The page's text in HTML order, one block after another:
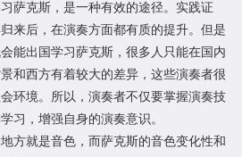
萨克斯，是一种有效的途径。实践证
来后，在演奏方面都有质的提升。但是
能出国学习萨克斯，很多人只能在国内
和西方有着较大的差异，这些演奏者很
环境。所以，演奏者不仅要掌握演奏技
习，增强自身的演奏意识。
方就是音色，而萨克斯的音色变化性和